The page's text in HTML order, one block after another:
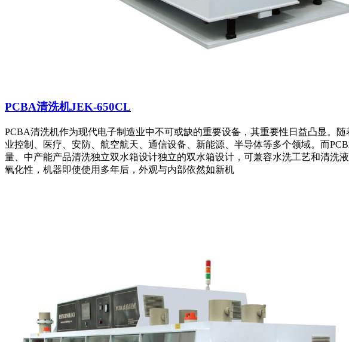
PCBA清洗机JEK-650CL
PCBA清洗机作为现代电子制造业中不可或缺的重要设备，其重要性日益凸显。
业控制、医疗、安防、航空航天、通信设备、新能源、半导体等多个领域。而
量、中产能产品清洗独立双水箱设计独立的双水箱设计，可兼容水洗工艺和清洗
氧化性，机器即使使用多年后，外观与内部依然如新机